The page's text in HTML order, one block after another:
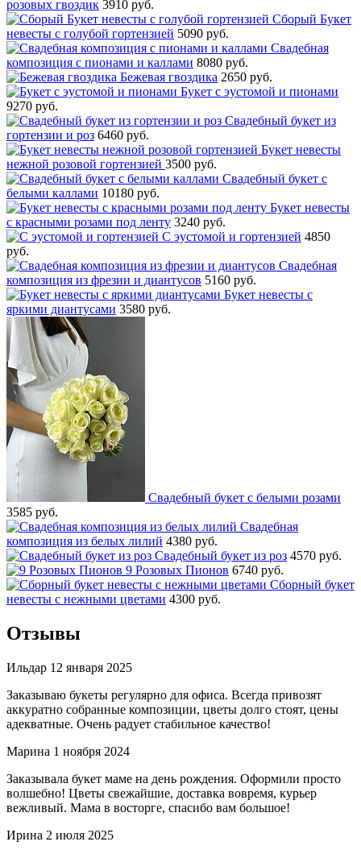
розовых гвоздик 3910 руб.
Сборый Букет
невесты с голубой гортензией 5090 руб.
Свадебная
композиция с пионами и каллами 8080 руб.
Бежевая гвоздика 2650 руб.
Букет с эустомой и пионами
9270 руб.
Свадебный букет из
гортензии и роз 6460 руб.
Букет невесты
нежной розовой гортензией 3500 руб.
Свадебный букет с
белыми каллами 10180 руб.
Букет невесты
с красными розами под ленту 3240 руб.
С эустомой и гортензией 4850
руб.
Свадебная
композиция из фрезии и диантусов 5160 руб.
Букет невесты с
яркими диантусами 3580 руб.
Свадебный букет с белыми розами
3585 руб.
Свадебная
композиция из белых лилий 4380 руб.
Свадебный букет из роз 4570 руб.
9 Розовых Пионов 6740 руб.
Сборный букет
невесты с нежными цветами 4300 руб.
Отзывы
Ильдар 12 января 2025
Заказываю букеты регулярно для офиса. Всегда привозят
аккуратно собранные композиции, цветы долго стоят, цены
адекватные. Очень радует стабильное качество!
Марина 1 ноября 2024
Заказывала букет маме на день рождения. Оформили просто
волшебно! Цветы свежайшие, доставка вовремя, курьер
вежливый. Мама в восторге, спасибо вам большое!
Ирина 2 июля 2025